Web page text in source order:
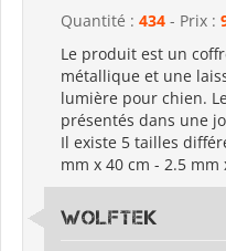
Quantité : 434 - Prix :
Le produit est un
métallique et une
lumière pour chien.
présentés dans une
Il existe 5 tailles
mm x 40 cm - 2.5 mm
wolftek